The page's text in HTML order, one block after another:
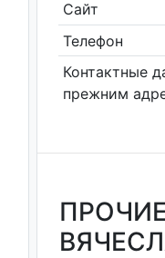
Сайт
Телефон
Контактные
прежним